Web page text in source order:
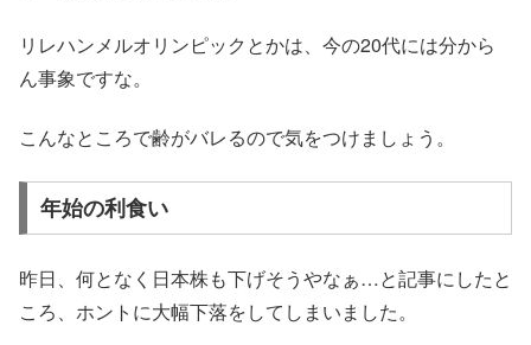
リレハンメルオリンピックとかは、今の20代には分から
ん事象ですな。
こんなところで齢がバレるので気をつけましょう。
年始の利食い
昨日、何となく日本株も下げそうやなぁ…と記事にしたと
ころ、ホントに大幅下落をしてしまいました。